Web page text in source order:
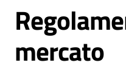
Servizi
Vivere
Salta al contenuto
mercato